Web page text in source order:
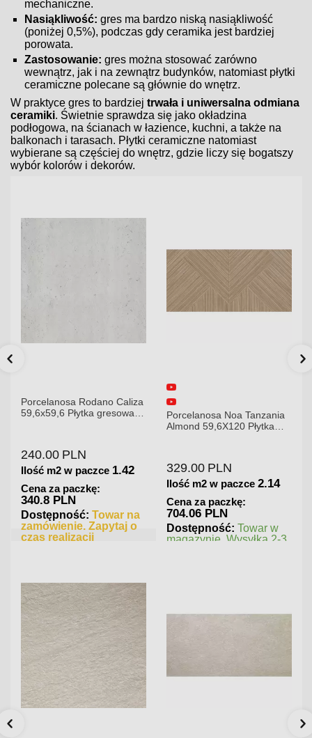
mechaniczne.
Nasiąkliwość: gres ma bardzo niską nasiąkliwość
(poniżej 0,5%), podczas gdy ceramika jest bardziej
porowata.
Zastosowanie: gres można stosować zarówno
wewnątrz, jak i na zewnątrz budynków, natomiast płytki
ceramiczne polecane są głównie do wnętrz.
W praktyce gres to bardziejtrwała i uniwersalna odmiana
ceramiki. Świetnie sprawdza się jako okładzina
podłogowa, na ścianach w łazience, kuchni, a także na
balkonach i tarasach. Płytki ceramiczne natomiast
wybierane są częściej do wnętrz, gdzie liczy się bogatszy
wybór kolorów i dekorów.
Porcelanosa Rodano Caliza
59,6x59,6 Płytka gresowa
240.00 PLN
Ilość m2 w paczce 1.42
Cena za paczkę:
340.8 PLN
Dostępność: Towar na
zamówienie. Zapytaj o
czas realizacji
Porcelanosa Noa Tanzania
Almond 59,6X120 Płytka
329.00 PLN
Ilość m2 w paczce 2.14
Cena za paczkę:
704.06 PLN
Dostępność: Towar w
magazynie. Wysyłka 2-3